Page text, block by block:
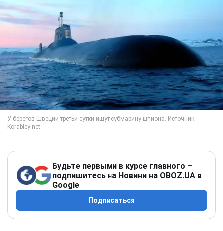
Будьте первыми в курсе главного –
подпишитесь на Новини на OBOZ.UA в
Google
Подписаться